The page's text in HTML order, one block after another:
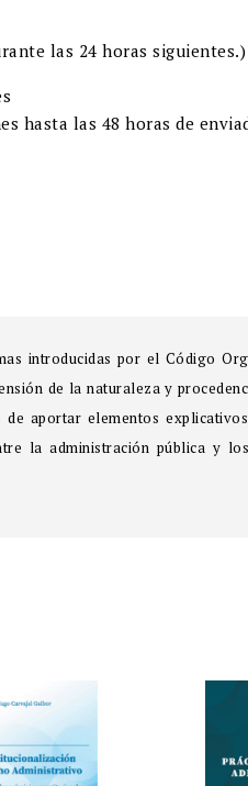
las 24 horas siguientes.)
hasta las 48 horas de
introducidas por el Código
de la naturaleza y
aportar elementos
la administración pública y